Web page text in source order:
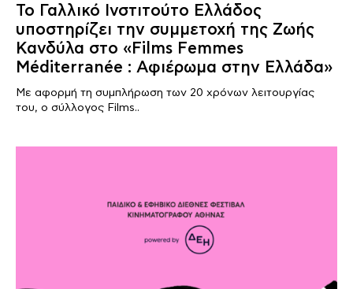
Το Γαλλικό Ινστιτούτο Ελλάδος
υποστηρίζει την συμμετοχή της Ζωής
Κανδύλα στο «Films Femmes
Méditerranée : Αφιέρωμα στην Ελλάδα»
Με αφορμή τη συμπλήρωση των 20 χρόνων λειτουργίας
του, ο σύλλογος Films..